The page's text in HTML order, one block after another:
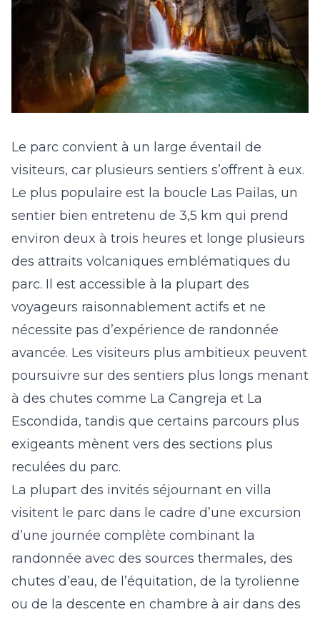
Le parc convient à un large éventail de
visiteurs, car plusieurs sentiers s’offrent à eux.
Le plus populaire est la boucle Las Pailas, un
sentier bien entretenu de 3,5 km qui prend
environ deux à trois heures et longe plusieurs
des attraits volcaniques emblématiques du
parc. Il est accessible à la plupart des
voyageurs raisonnablement actifs et ne
nécessite pas d’expérience de randonnée
avancée. Les visiteurs plus ambitieux peuvent
poursuivre sur des sentiers plus longs menant
à des chutes comme La Cangreja et La
Escondida, tandis que certains parcours plus
exigeants mènent vers des sections plus
reculées du parc.
La plupart des invités séjournant en villa
visitent le parc dans le cadre d’une excursion
d’une journée complète combinant la
randonnée avec des sources thermales, des
chutes d’eau, de l’équitation, de la tyrolienne
ou de la descente en chambre à air dans des